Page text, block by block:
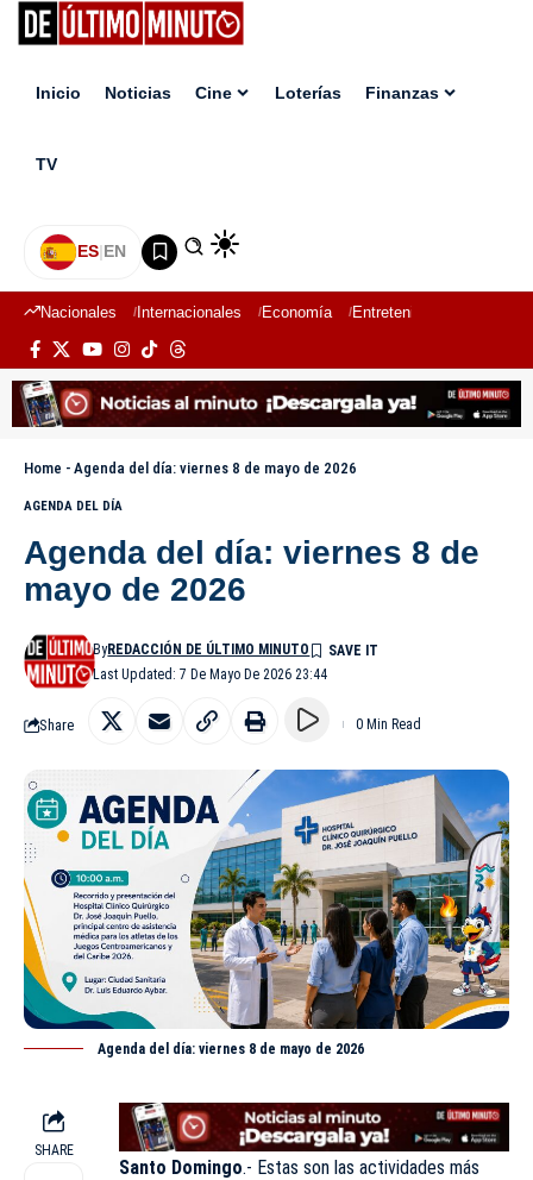
Inicio Noticias Cine Loterías Finanzas
TV
ES|EN
Nacionales Internacionales Economía Entretenimiento
Home - Agenda del día: viernes 8 de mayo de 2026
AGENDA DEL DÍA
Agenda del día: viernes 8 de
mayo de 2026
Last Updated: 7 De Mayo De 2026 23:44
ByREDACCIÓN DE ÚLTIMO MINUTO
Share 0 Min Read
Agenda del día: viernes 8 de mayo de 2026
SHARE
Santo Domingo.- Estas son las actividades más